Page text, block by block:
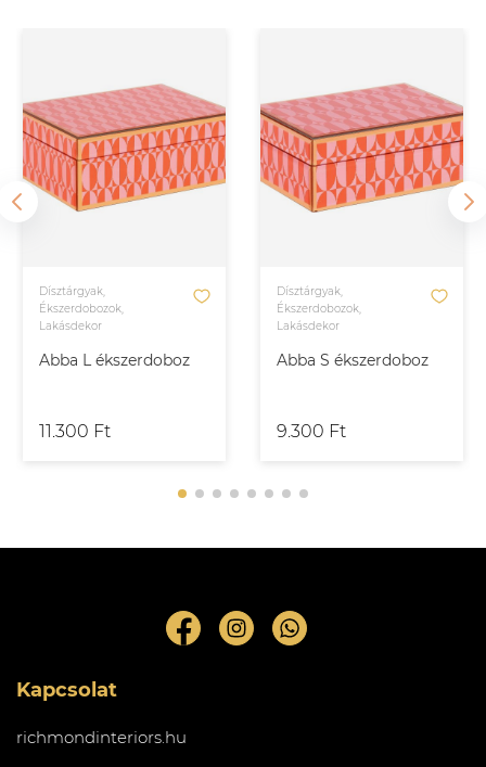
Abba L ékszerdoboz
Dísztárgyak,
Ékszerdobozok,
Lakásdekor
11.300 Ft
Abba S ékszerdoboz
Dísztárgyak,
Ékszerdobozok,
Lakásdekor
9.300 Ft
Kapcsolat
richmondinteriors.hu